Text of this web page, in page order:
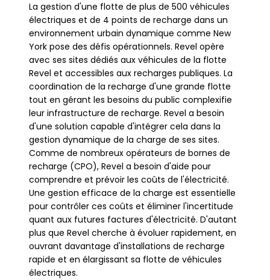
La gestion d'une flotte de plus de 500 véhicules
électriques et de 4 points de recharge dans un
environnement urbain dynamique comme New
York pose des défis opérationnels. Revel opère
avec ses sites dédiés aux véhicules de la flotte
Revel et accessibles aux recharges publiques. La
coordination de la recharge d'une grande flotte
tout en gérant les besoins du public complexifie
leur infrastructure de recharge. Revel a besoin
d'une solution capable d'intégrer cela dans la
gestion dynamique de la charge de ses sites.
Comme de nombreux opérateurs de bornes de
recharge (CPO), Revel a besoin d'aide pour
comprendre et prévoir les coûts de l'électricité.
Une gestion efficace de la charge est essentielle
pour contrôler ces coûts et éliminer l'incertitude
quant aux futures factures d'électricité. D'autant
plus que Revel cherche à évoluer rapidement, en
ouvrant davantage d'installations de recharge
rapide et en élargissant sa flotte de véhicules
électriques.